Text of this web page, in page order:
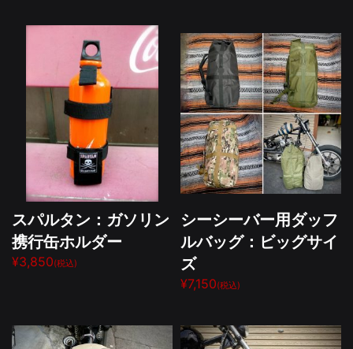
スパルタン：ガソリン
携行缶ホルダー
¥3,850(税込)
シーシーバー用ダッフ
ルバッグ：ビッグサイ
ズ
¥7,150(税込)